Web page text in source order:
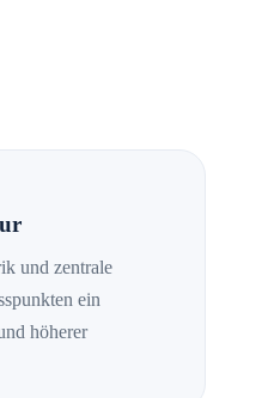
und zentrale
ein
höherer